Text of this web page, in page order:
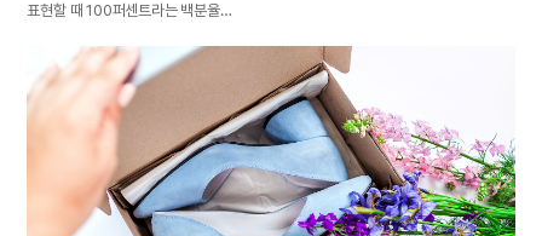
표현할 때 100퍼센트라는 백분율…